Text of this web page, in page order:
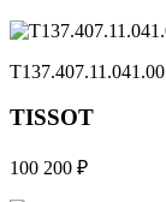
T137.407.11.041.00
TISSOT
100 200 ₽